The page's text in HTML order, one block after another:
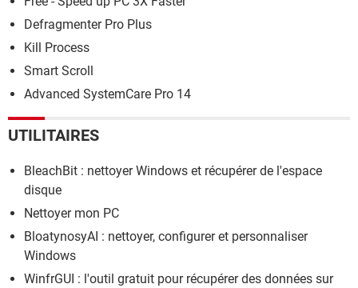
Defragmenter Pro Plus
Kill Process
Smart Scroll
Advanced SystemCare Pro 14
UTILITAIRES
BleachBit : nettoyer Windows et récupérer de l'espace
disque
Nettoyer mon PC
BloatynosyAI : nettoyer, configurer et personnaliser
Windows
WinfrGUI : l'outil gratuit pour récupérer des données sur